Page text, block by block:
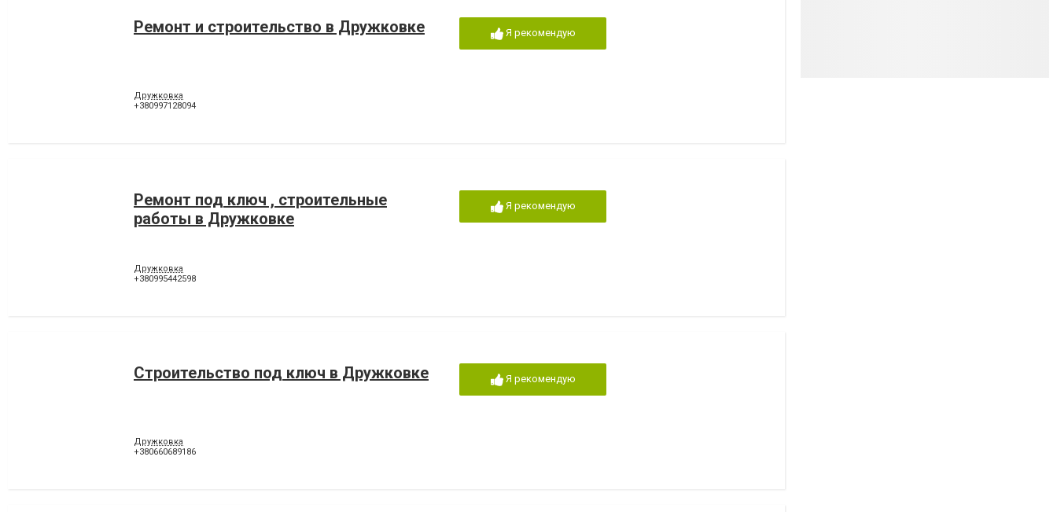
Ремонт и строительство в Дружковке
Дружковка
+380997128094
Я рекомендую
Ремонт под ключ , строительные
работы в Дружковке
Дружковка
+380995442598
Я рекомендую
Строительство под ключ в Дружковке
Дружковка
+380660689186
Я рекомендую